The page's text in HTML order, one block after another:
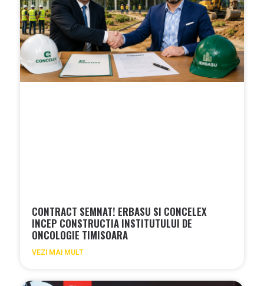
CONTRACT SEMNAT! ERBASU SI CONCELEX
INCEP CONSTRUCTIA INSTITUTULUI DE
ONCOLOGIE TIMISOARA
VEZI MAI MULT